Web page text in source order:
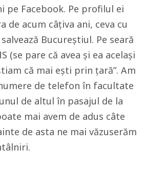
pe Facebook. Pe profilul ei
de acum câțiva ani, ceva cu
Bucureștiul. Pe seară
(se pare că avea și ea același
că mai ești prin țară”. Am
de telefon în facultate
de altul în pasajul de la
mai avem de adus câte
de asta ne mai văzuserăm